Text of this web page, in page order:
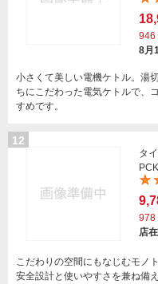
946
8月
小さくて美しい電機ケトル。湯
ちにこだわった電気ケトルで、
すめです。
12
タ
978
店
こだわりの空間にもなじむモノ
安全設計と使いやすさを兼ね備